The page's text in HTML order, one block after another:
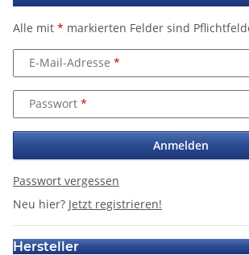
Alle mit * markierten Felder sind
E-Mail-Adresse
Passwort
Anmelden
Passwort vergessen
Neu hier? Jetzt registrieren!
Hersteller